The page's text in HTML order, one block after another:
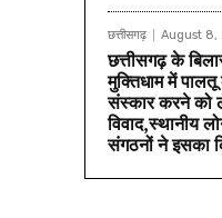
छत्तीसगढ़ August 8,
छत्तीसगढ़ के
मुक्तिधाम में पालतू
संस्कार करने
विवाद,स्थानीय
संगठनों ने इसका